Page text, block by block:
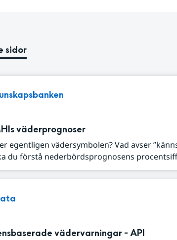
sidor
väderprognoser
egentligen vädersymbolen? Vad avser
du förstå nederbördsprognosens
vädervarningar - API